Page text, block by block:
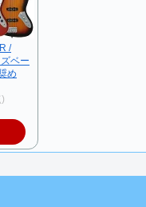
/
ベー
め